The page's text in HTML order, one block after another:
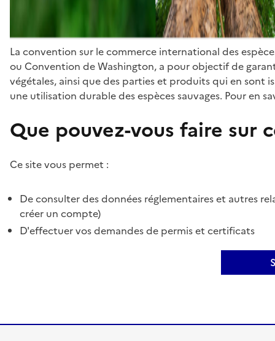
La convention sur le commerce international des
ou Convention de Washington, a pour objectif de
végétales, ainsi que des parties et produits qui en sont
une utilisation durable des espèces sauvages. Pour en
Que pouvez-vous faire sur
Ce site vous permet :
De consulter des données réglementaires et autres
créer un compte)
D'effectuer vos demandes de permis et certificats